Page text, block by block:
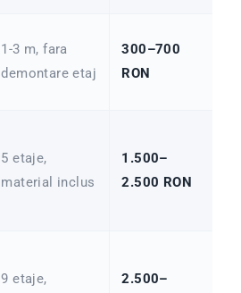
1-3 m, fara
demontare etaj
300–700
RON
5 etaje,
material inclus
1.500–
2.500 RON
9 etaje,
2.500–